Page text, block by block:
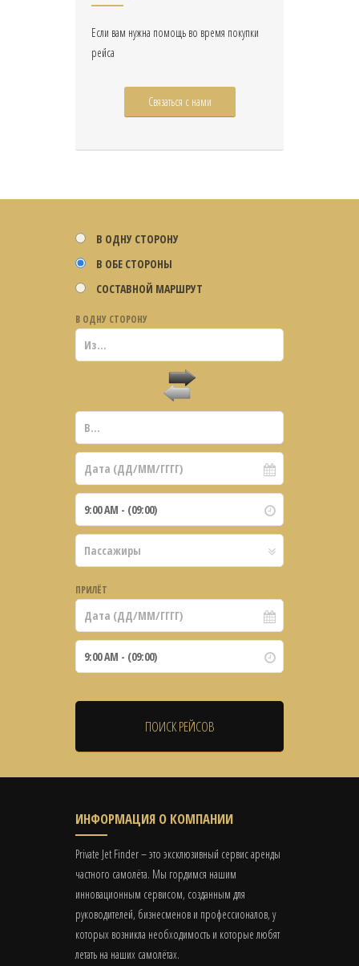
Если вам нужна помощь во время покупки
рейса
Связаться с нами
В ОДНУ СТОРОНУ
В ОБЕ СТОРОНЫ
СОСТАВНОЙ МАРШРУТ
В ОДНУ СТОРОНУ
ПРИЛЁТ
ИНФОРМАЦИЯ О КОМПАНИИ
Private Jet Finder – это эксклюзивный сервис аренды
частного самолёта. Мы гордимся нашим
инновационным сервисом, созданным для
руководителей, бизнесменов и профессионалов, у
которых возникла необходимость и которые любят
летать на наших самолётах.